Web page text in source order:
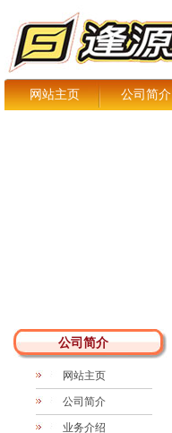
网站主页 公司简介
公司简介
网站主页
公司简介
业务介绍